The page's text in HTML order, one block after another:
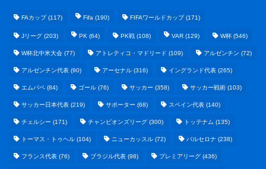
FAカップ(117) Fifa (190) FIFAワールドカップ(171)
Jリーグ (203) PK (64) PK戦 (108) VAR (129) W杯 (546)
W杯北中米大会 (77) アトレティコ・マドリード (109) アルゼンチン (72)
アルゼンチン代表 (90) アーセナル (316) イングランド代表 (265)
エムバペ (84) ゴール (76) サッカー (358) サッカー戦術 (103)
サッカー日本代表 (219) サポーター (68) スペイン代表 (140)
チェルシー (171) チャンピオンズリーグ (300) トッテナム (135)
トーマス・トゥヘル (104) ニューカッスル (72) バルセロナ (238)
フランス代表 (76) ブラジル代表 (98) プレミアリーグ (436)